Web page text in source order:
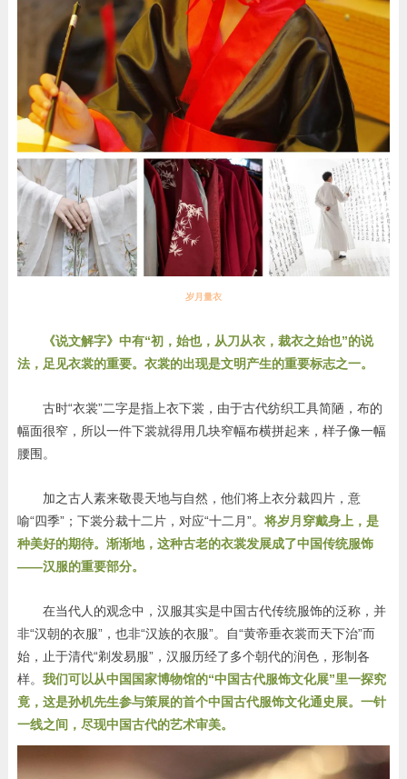
岁月量衣
《说文解字》中有“初，始也，从刀从衣，裁衣之始也”的说
法，足见衣裳的重要。衣裳的出现是文明产生的重要标志之一。
古时“衣裳”二字是指上衣下裳，由于古代纺织工具简陋，布的
幅面很窄，所以一件下裳就得用几块窄幅布横拼起来，样子像一幅
腰围。
加之古人素来敬畏天地与自然，他们将上衣分裁四片，意
喻“四季”；下裳分裁十二片，对应“十二月”。 将岁月穿戴身上，是
种美好的期待。渐渐地，这种古老的衣裳发展成了中国传统服饰
——汉服的重要部分。
在当代人的观念中，汉服其实是中国古代传统服饰的泛称，并
非“汉朝的衣服”，也非“汉族的衣服”。自“黄帝垂衣裳而天下治”而
始，止于清代“剃发易服”，汉服历经了多个朝代的润色，形制各
样。 我们可以从中国国家博物馆的“中国古代服饰文化展”里一探究
竟，这是孙机先生参与策展的首个中国古代服饰文化通史展。一针
一线之间，尽现中国古代的艺术审美。